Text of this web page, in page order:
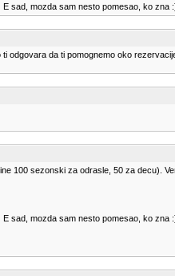
sad, mozda sam nesto pomesao, ko zna
odgovara da ti pomognemo oko
100 sezonski za odrasle, 50 za decu).
sad, mozda sam nesto pomesao, ko zna